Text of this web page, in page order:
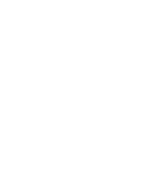
*How the Masses